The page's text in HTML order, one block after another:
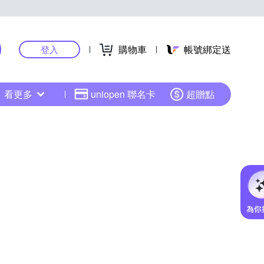
登入 購物車 帳號綁定送
看更多 uniopen 聯名卡 超贈點